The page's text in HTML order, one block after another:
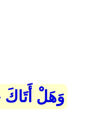
وَهَلْ